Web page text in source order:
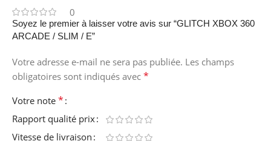
0
Soyez le premier à laisser votre avis sur “GLITCH XBOX 360
ARCADE / SLIM / E”
Votre adresse e-mail ne sera pas publiée. Les champs
obligatoires sont indiqués avec *
Votre note *
Rapport qualité prix
Vitesse de livraison